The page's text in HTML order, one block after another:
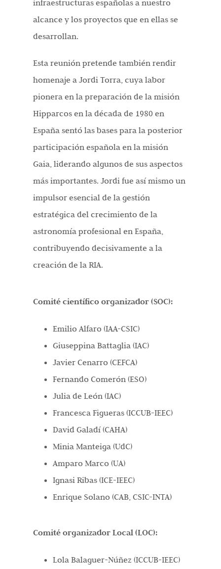
infraestructuras españolas a nuestro
alcance y los proyectos que en ellas se
desarrollan.
Esta reunión pretende también rendir
homenaje a Jordi Torra, cuya labor
pionera en la preparación de la misión
Hipparcos en la década de 1980 en
España sentó las bases para la posterior
participación española en la misión
Gaia, liderando algunos de sus aspectos
más importantes. Jordi fue así mismo un
impulsor esencial de la gestión
estratégica del crecimiento de la
astronomía profesional en España,
contribuyendo decisivamente a la
creación de la RIA.
Comité científico organizador (SOC):
Emilio Alfaro (IAA-CSIC)
Giuseppina Battaglia (IAC)
Javier Cenarro (CEFCA)
Fernando Comerón (ESO)
Julia de León (IAC)
Francesca Figueras (ICCUB-IEEC)
David Galadí (CAHA)
Minia Manteiga (UdC)
Amparo Marco (UA)
Ignasi Ribas (ICE-IEEC)
Enrique Solano (CAB, CSIC-INTA)
Comité organizador Local (LOC):
Lola Balaguer-Núñez (ICCUB-IEEC)